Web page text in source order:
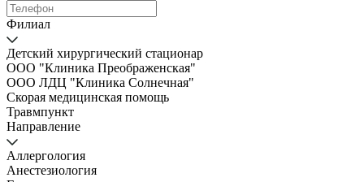
Филиал
Детский хирургический стационар
ООО "Клиника Преображенская"
ООО ЛДЦ "Клиника Солнечная"
Скорая медицинская помощь
Травмпункт
Направление
Аллергология
Анестезиология